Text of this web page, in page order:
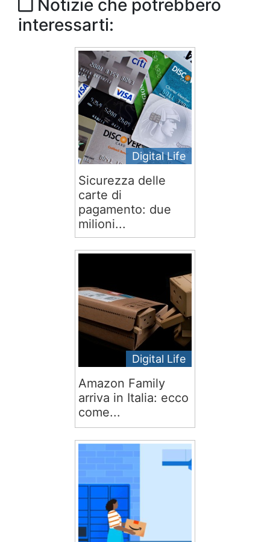
Notizie che potrebbero
interessarti:
Digital Life
Sicurezza delle
carte di
pagamento: due
milioni...
Digital Life
Amazon Family
arriva in Italia: ecco
come...